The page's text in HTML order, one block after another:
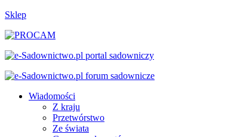
Sklep
Wiadomości
Z kraju
Przetwórstwo
Ze świata